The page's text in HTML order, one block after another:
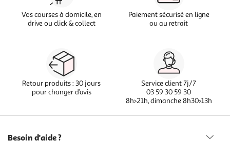
Vos courses à domicile, en
drive ou click & collect
Paiement sécurisé en ligne
ou au retrait
Retour produits : 30 jours
pour changer d’avis
Service client 7j/7
03 59 30 59 30
8h>21h, dimanche 8h30>13h
Besoin d'aide ?